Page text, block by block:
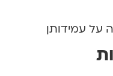
על עמידותן